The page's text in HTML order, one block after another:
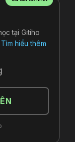
tại Gitiho
Tìm hiểu thêm